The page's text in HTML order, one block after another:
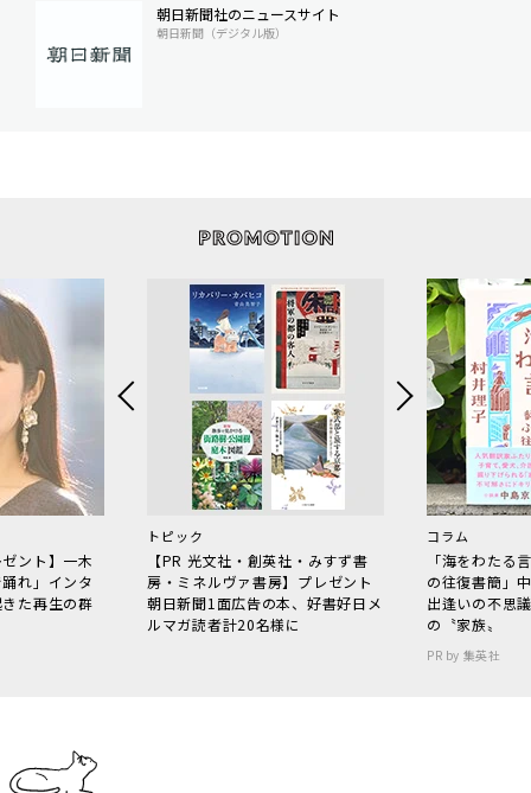
朝日新聞社のニュースサイト
朝日新聞（デジタル版）
ント】一木
れ」インタ
た再生の群
トピック
【PR 光文社・創英社・みすず書
房・ミネルヴァ書房】プレゼント
朝日新聞1面広告の本、好書好日メ
ルマガ読者計20名様に
コラム
「海をわた
の往復書簡」
出逢いの不思
の〝家族〟
PR by 集英社